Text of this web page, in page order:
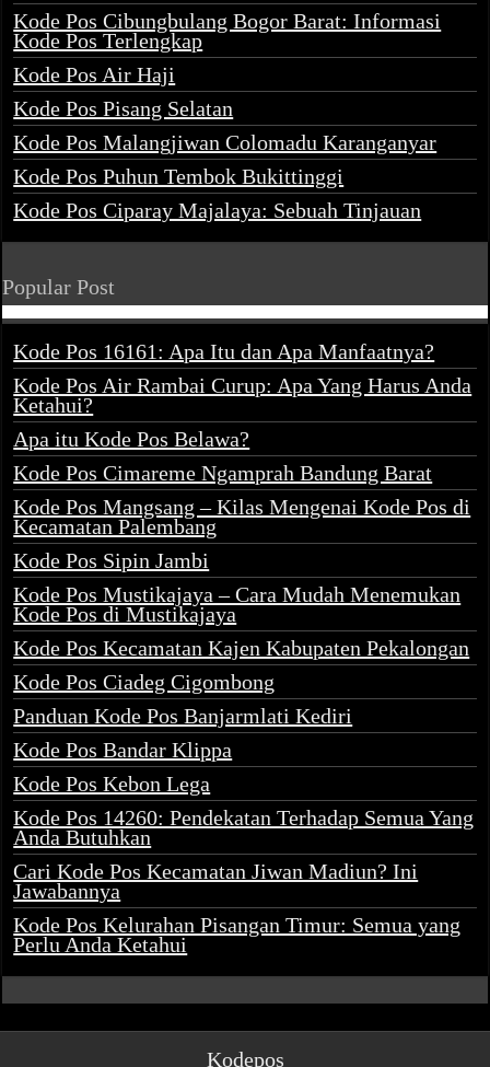
Kode Pos Cibungbulang Bogor Barat: Informasi
Kode Pos Terlengkap
Kode Pos Air Haji
Kode Pos Pisang Selatan
Kode Pos Malangjiwan Colomadu Karanganyar
Kode Pos Puhun Tembok Bukittinggi
Kode Pos Ciparay Majalaya: Sebuah Tinjauan
Popular Post
Kode Pos 16161: Apa Itu dan Apa Manfaatnya?
Kode Pos Air Rambai Curup: Apa Yang Harus Anda
Ketahui?
Apa itu Kode Pos Belawa?
Kode Pos Cimareme Ngamprah Bandung Barat
Kode Pos Mangsang – Kilas Mengenai Kode Pos di
Kecamatan Palembang
Kode Pos Sipin Jambi
Kode Pos Mustikajaya – Cara Mudah Menemukan
Kode Pos di Mustikajaya
Kode Pos Kecamatan Kajen Kabupaten Pekalongan
Kode Pos Ciadeg Cigombong
Panduan Kode Pos Banjarmlati Kediri
Kode Pos Bandar Klippa
Kode Pos Kebon Lega
Kode Pos 14260: Pendekatan Terhadap Semua Yang
Anda Butuhkan
Cari Kode Pos Kecamatan Jiwan Madiun? Ini
Jawabannya
Kode Pos Kelurahan Pisangan Timur: Semua yang
Perlu Anda Ketahui
Kodepos